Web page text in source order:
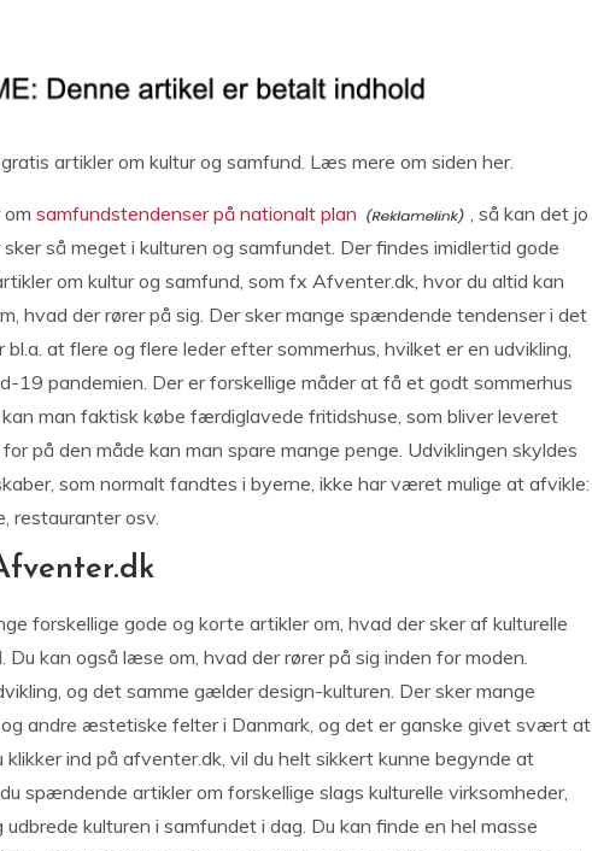
artikler om kultur og samfund. Læs mere om siden her.
samfundstendenser på nationalt plan
, så kan det jo
så meget i kulturen og samfundet. Der findes imidlertid gode
om kultur og samfund, som fx Afventer.dk, hvor du altid kan
hvad der rører på sig. Der sker mange spændende tendenser i det
at flere og flere leder efter sommerhus, hvilket er en udvikling,
pandemien. Der er forskellige måder at få et godt sommerhus
man faktisk købe færdiglavede fritidshuse, som bliver leveret
på den måde kan man spare mange penge. Udviklingen skyldes
som normalt fandtes i byerne, ikke har været mulige at afvikle:
restauranter osv.
forskellige gode og korte artikler om, hvad der sker af kulturelle
Du kan også læse om, hvad der rører på sig inden for moden.
og det samme gælder design-kulturen. Der sker mange
andre æstetiske felter i Danmark, og det er ganske givet svært at
ind på afventer.dk, vil du helt sikkert kunne begynde at
spændende artikler om forskellige slags kulturelle virksomheder,
kulturen i samfundet i dag. Du kan finde en hel masse